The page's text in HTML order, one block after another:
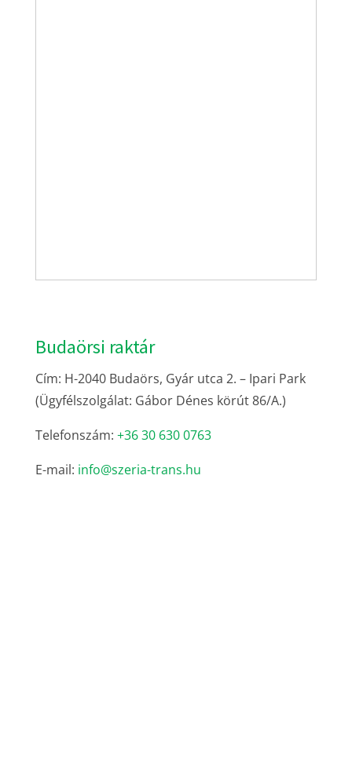
Budaörsi raktár
Cím: H-2040 Budaörs, Gyár utca 2. – Ipari Park
(Ügyfélszolgálat: Gábor Dénes körút 86/A.)
Telefonszám: +36 30 630 0763
E-mail: info@szeria-trans.hu